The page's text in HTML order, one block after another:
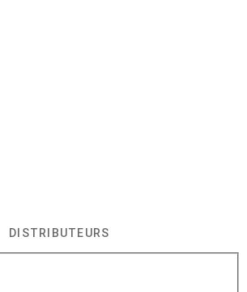
DISTRIBUTEURS